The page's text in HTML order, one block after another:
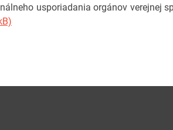
usporiadania orgánov verejnej